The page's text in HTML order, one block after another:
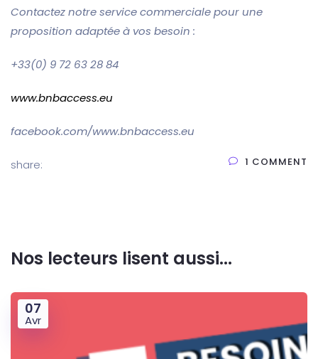
Contactez notre service commerciale pour une
proposition adaptée à vos besoin :
+33(0) 9 72 63 28 84
www.bnbaccess.eu
facebook.com/www.bnbaccess.eu
share: 1 COMMENT
Nos lecteurs lisent aussi...
07
Avr